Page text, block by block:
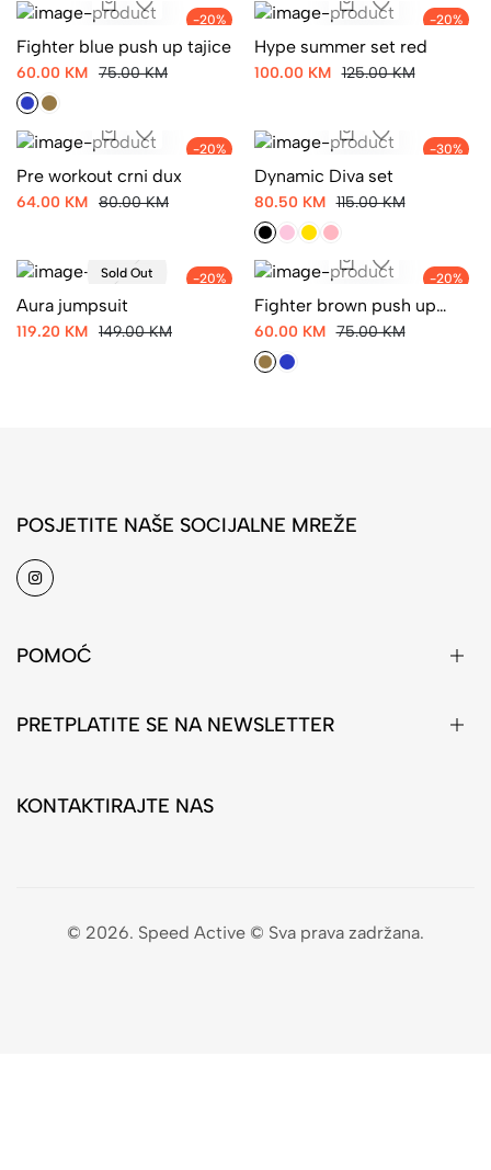
-20%
Fighter blue push up tajice
60.00 KM 75.00 KM
-20%
Hype summer set red
100.00 KM 125.00 KM
-20%
Pre workout crni dux
64.00 KM 80.00 KM
-30%
Dynamic Diva set
80.50 KM 115.00 KM
-20%
Sold Out
Aura jumpsuit
119.20 KM 149.00 KM
-20%
Fighter brown push up
tajice
60.00 KM 75.00 KM
POSJETITE NAŠE SOCIJALNE MREŽE
POMOĆ
PRETPLATITE SE NA NEWSLETTER
KONTAKTIRAJTE NAS
© 2026. Speed Active © Sva prava zadržana.